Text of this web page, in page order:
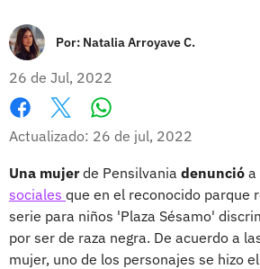
Por: Natalia Arroyave C.
26 de Jul, 2022
Facebook
X
Actualizado: 26 de jul, 2022
Una mujerde Pensilvania denunció a
sociales que en el reconocido parque
serie para niños 'Plaza Sésamo'
por ser de raza negra. De acuerdo a
mujer, uno de los personajes se hizo